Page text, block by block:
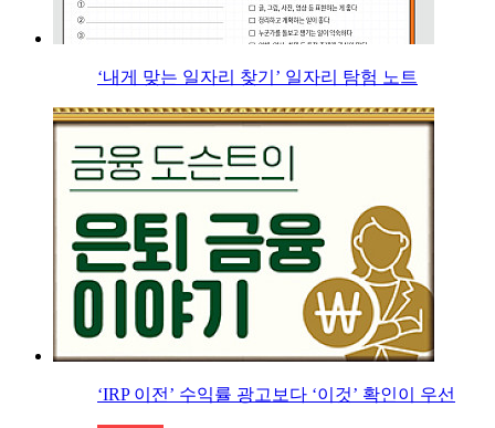
‘내게 맞는 일자리 찾기’ 일자리 탐험 노트
‘IRP 이전’ 수익률 광고보다 ‘이것’ 확인이 우선